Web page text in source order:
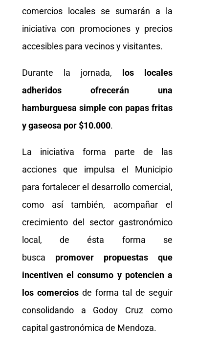
comercios locales se sumarán a la
iniciativa con promociones y precios
accesibles para vecinos y visitantes.
Durante la jornada, los locales
adheridos ofrecerán una
hamburguesa simple con papas fritas
y gaseosa por $10.000.
La iniciativa forma parte de las
acciones que impulsa el Municipio
para fortalecer el desarrollo comercial,
como así también, acompañar el
crecimiento del sector gastronómico
local, de ésta forma se
busca promover propuestas que
incentiven el consumo y potencien a
los comerciosde forma tal de seguir
consolidando a Godoy Cruz como
capital gastronómica de Mendoza.